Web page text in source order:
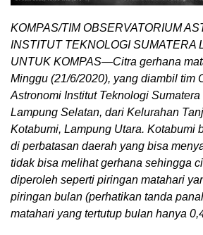
KOMPAS/TIM OBSERVATORIUM
INSTITUT TEKNOLOGI SUMATERA
UNTUK KOMPAS—Citra gerhana
Minggu (21/6/2020), yang diambil tim
Astronomi Institut Teknologi
Lampung Selatan, dari Kelurahan
Kotabumi, Lampung Utara. Kotabumi
di perbatasan daerah yang bisa
tidak bisa melihat gerhana sehingga
diperoleh seperti piringan matahari
piringan bulan (perhatikan tanda
matahari yang tertutup bulan hanya